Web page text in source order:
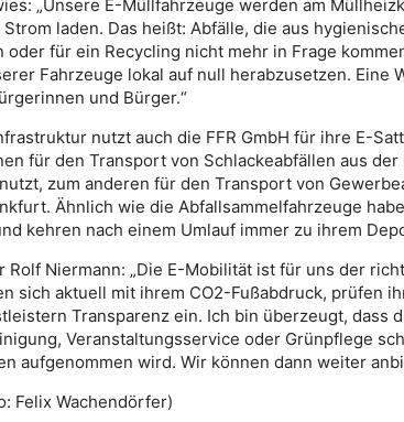
„Unsere E-Müllfahrzeuge werden am
laden. Das heißt: Abfälle, die aus
oder für ein Recycling nicht mehr in Frage
Fahrzeuge lokal auf null herabzusetzen. Eine
und Bürger.“
nutzt auch die FFR GmbH für ihre E-
für den Transport von Schlackeabfällen aus
zum anderen für den Transport von
Ähnlich wie die Abfallsammelfahrzeuge
kehren nach einem Umlauf immer zu ihrem
Rolf Niermann: „Die E-Mobilität ist für uns der
sich aktuell mit ihrem CO2-Fußabdruck, prüfen
Transparenz ein. Ich bin überzeugt, dass
Veranstaltungsservice oder Grünpflege
aufgenommen wird. Wir können dann weiter
Felix Wachendörfer)